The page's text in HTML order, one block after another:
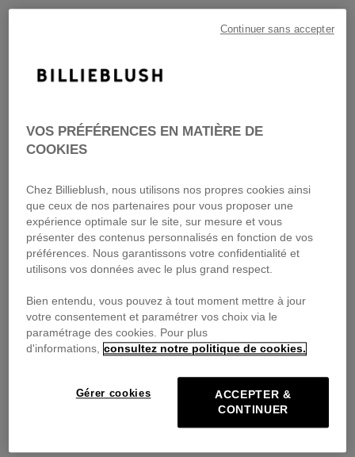
données
Utilisation des données personnelles
Vos droits
VOS PRÉFÉRENCES EN MATIÈRE DE
COOKIES
Chez Billieblush, nous utilisons nos propres cookies ainsi
que ceux de nos partenaires pour vous proposer une
expérience optimale sur le site, sur mesure et vous
présenter des contenus personnalisés en fonction de vos
préférences. Nous garantissons votre confidentialité et
utilisons vos données avec le plus grand respect.
Bien entendu, vous pouvez à tout moment mettre à jour
votre consentement et paramétrer vos choix via le
paramétrage des cookies. Pour plus
d'informations,
consultez notre politique de cookies.
Gérer cookies
ACCEPTER &
CONTINUER
Continuer sans accepter